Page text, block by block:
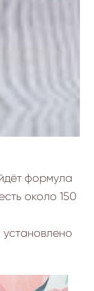
формула
около 150
установлено